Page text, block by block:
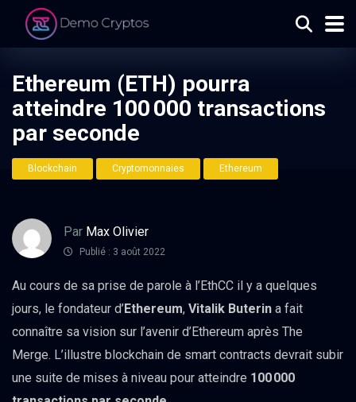
Ethereum (ETH) pourra
atteindre 100 000 transactions
par seconde
Blockchain Cryptomonnaies Ethereum
Par Max Olivier
Publié : 3 août 2022
Au cours de sa prise de parole à l’EthCC il y a quelques
jours, le fondateur d’Ethereum, Vitalik Buterin a fait
connaître sa vision sur l’avenir d’Ethereum après The
Merge. L’illustre blockchain de smart contracts devrait subir
une suite de mises à niveau pour atteindre 100 000